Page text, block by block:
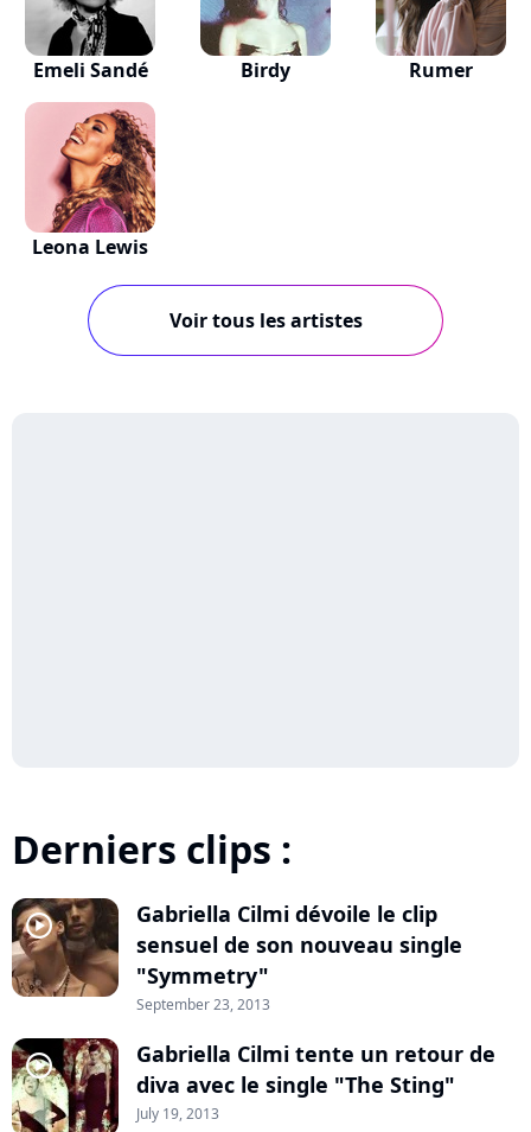
Emeli Sandé Birdy Rumer
Leona Lewis
Voir tous les artistes
Derniers clips :
player2
Gabriella Cilmi dévoile le clip
sensuel de son nouveau single
"Symmetry"
September 23, 2013
player2
Gabriella Cilmi tente un retour de
diva avec le single "The Sting"
July 19, 2013